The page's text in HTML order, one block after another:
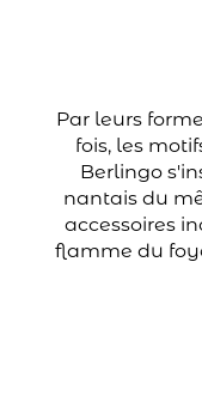
Par leurs
fois, les
Berlingo
nantais du
accessoires
flamme du